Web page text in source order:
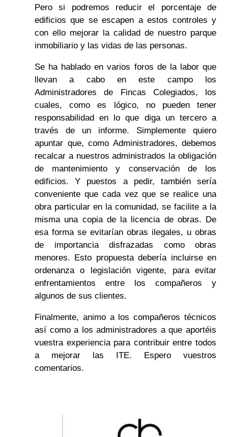
Pero si podremos reducir el porcentaje de
edificios que se escapen a estos controles y
con ello mejorar la calidad de nuestro parque
inmobiliario y las vidas de las personas.
Se ha hablado en varios foros de la labor que
llevan a cabo en este campo los
Administradores de Fincas Colegiados, los
cuales, como es lógico, no pueden tener
responsabilidad en lo que diga un tercero a
través de un informe. Simplemente quiero
apuntar que, como Administradores, debemos
recalcar a nuestros administrados la obligación
de mantenimiento y conservación de los
edificios. Y puestos a pedir, también sería
conveniente que cada vez que se realice una
obra particular en la comunidad, se facilite a la
misma una copia de la licencia de obras. De
esa forma se evitarían obras ilegales, u obras
de importancia disfrazadas como obras
menores. Esto propuesta debería incluirse en
ordenanza o legislación vigente, para evitar
enfrentamientos entre los compañeros y
algunos de sus clientes.
Finalmente, animo a los compañeros técnicos
así como a los administradores a que aportéis
vuestra experiencia para contribuir entre todos
a mejorar las ITE. Espero vuestros
comentarios.